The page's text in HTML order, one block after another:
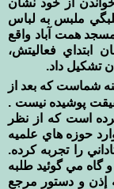
ملبس به لباس
سالي را در مسجد همت آباد واقع
ابتداي فعاليتش،
تشكيل داد.
شماست كه بعد از
پوشيده نيست .
است كه از نظر
حوزه هاي علميه
را تجربه كرده.
گاه مي گوئيد طلبه
إذن و دستور مرجع